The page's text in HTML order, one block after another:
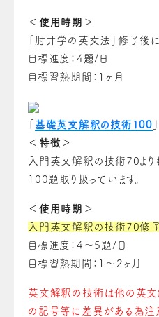
＜使用時期＞
「肘井学の英文法」修了後に
目標進度：4題/日
目標習熟期間：1ヶ月
「 基礎英文解釈の技術100
＜特徴＞
入門英文解釈の技術70より
100題取り扱っています。
＜使用時期＞
入門英文解釈の技術70修了
目標進度：4～5題/日
目標習熟期間：1～2ヶ月
英文解釈の技術は他の英
の記号等に差異がある為注